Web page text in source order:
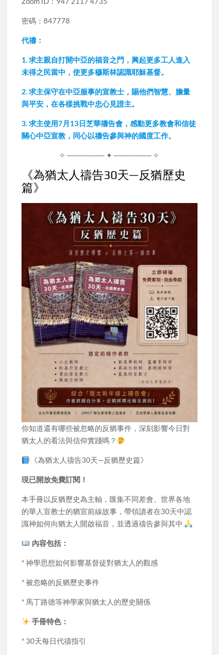
密碼：847778
代禱：
1. 求主親自打開中亞的福音之門，興起更多工人進入
未得之民當中，使更多穆斯林認識耶穌基督。
2. 求主保守在中亞服事的宣教士，賜他們智慧、膽量
與平安，在各樣挑戰中忠心見證主。
3. 求主使用7月13日芝華禱告會，感動更多教會和信徒
關心中亞宣教，同心以禱告參與神的國度工作。
✧ ─────── ✦ ─────── ✧
《為猶太人禱告30天—反猶歷史
篇》
你知道還有哪些被忽略的反猶事件，深刻影響今日對
猶太人的看法與信仰實踐嗎？
《為猶太人禱告30天—反猶歷史篇》
現已開放免費訂閱！
本手冊以反猶歷史為主軸，匯集不同差會、世界各地
的華人宣教士的猶宣前線故事，帶領讀者在30天中認
識神如何向猶太人開啟福音，並透過禱告參與其中
內容包括：
* 神學思想如何影響基督徒對猶太人的觀感
* 被忽略的反猶歷史事件
* 馬丁路德等神學家與猶太人的歷史關係
手冊特色：
* 30天每日代禱指引